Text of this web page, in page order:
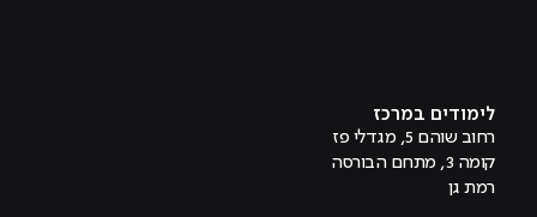
לימודים במרכז
רחוב שוהם 5, מגדלי פז
קומה 3, מתחם הבורסה
רמת גן